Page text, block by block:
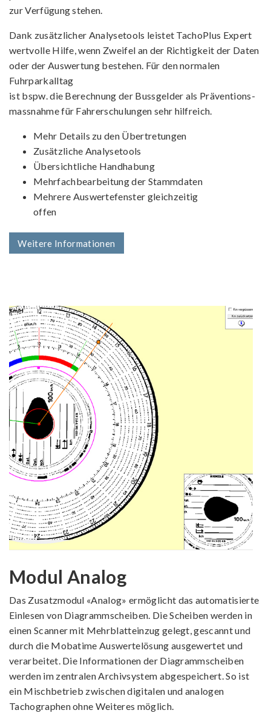
zur Verfügung stehen.
Dank zusätzlicher Analysetools leistet TachoPlus Expert
wertvolle Hilfe, wenn Zweifel an der Richtigkeit der Daten
oder der Auswertung bestehen. Für den normalen
Fuhrparkalltag
ist bspw. die Berechnung der Bussgelder als Präventions­
massnahme für Fahrerschulungen sehr hilfreich.
Mehr Details zu den Übertretungen
Zusätzliche Analysetools
Übersichtliche Handhabung
Mehrfachbearbeitung der Stammdaten
Mehrere Auswertefenster gleichzeitig
offen
Weitere Informationen
Modul Analog
Das Zusatzmodul «Analog» ermöglicht das automatisierte
Einlesen von Diagrammscheiben. Die Scheiben werden in
einen Scanner mit Mehrblatteinzug gelegt, gescannt und
durch die Mobatime Auswertelösung ausgewertet und
verarbeitet. Die Informationen der Diagrammscheiben
werden im zentralen Archivsystem abgespeichert. So ist
ein Mischbetrieb zwischen digitalen und analogen
Tachographen ohne Weiteres möglich.